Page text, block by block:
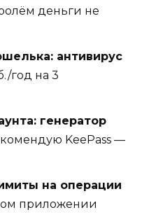
деньги не
антивирус
год на 3
генератор
KeePass —
на операции
приложении